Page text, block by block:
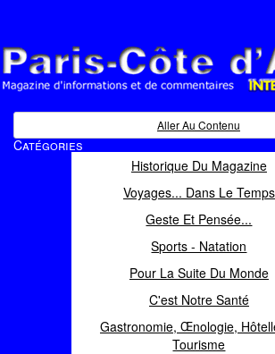
Magazine d'informations et de commentaires
Aller Au Contenu
Catégories
Historique Du Magazine
Voyages... Dans Le Temps
Geste Et Pensée...
Sports - Natation
Pour La Suite Du Monde
C'est Notre Santé
Gastronomie, Œnologie,
Tourisme